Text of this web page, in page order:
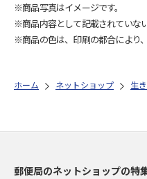
※商品写真はイメージです。
※商品内容として記載されていな
※商品の色は、印刷の都合により
ホーム ネットショップ 生
郵便局のネットショップの特